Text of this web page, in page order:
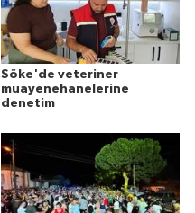
Söke'de veteriner
muayenehanelerine
denetim